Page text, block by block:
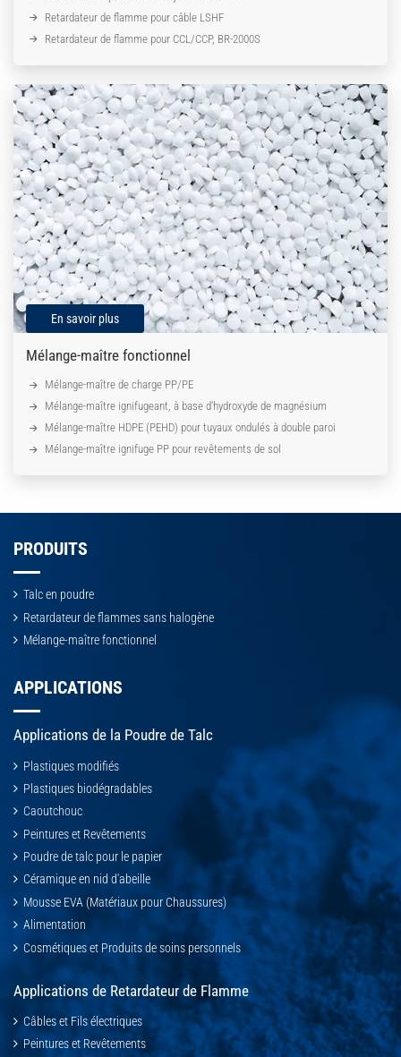
Retardateur de flamme pour câble LSHF
Retardateur de flamme pour CCL/CCP, BR-2000S
En savoir plus
Mélange-maître fonctionnel
Mélange-maître de charge PP/PE
Mélange-maître ignifugeant, à base d'hydroxyde de magnésium
Mélange-maître HDPE (PEHD) pour tuyaux ondulés à double paroi
Mélange-maître ignifuge PP pour revêtements de sol
PRODUITS
Talc en poudre
Retardateur de flammes sans halogène
Mélange-maître fonctionnel
APPLICATIONS
Applications de la Poudre de Talc
Plastiques modifiés
Plastiques biodégradables
Caoutchouc
Peintures et Revêtements
Poudre de talc pour le papier
Céramique en nid d'abeille
Mousse EVA (Matériaux pour Chaussures)
Alimentation
Cosmétiques et Produits de soins personnels
Applications de Retardateur de Flamme
Câbles et Fils électriques
Peintures et Revêtements